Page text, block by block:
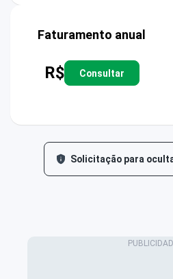
Faturamento anual
R$ Consultar
Solicitação para